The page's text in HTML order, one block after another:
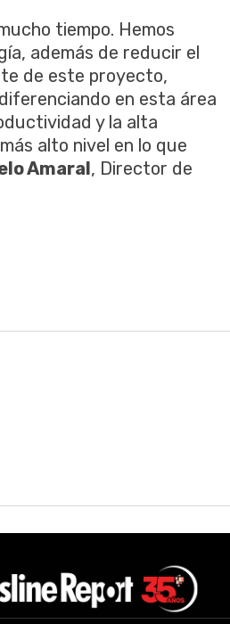
tiempo. Hemos
además de reducir el
de este proyecto,
en esta área
y la alta
alto nivel en lo que
Amaral, Director de